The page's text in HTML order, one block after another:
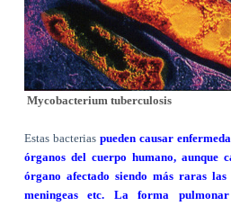
Mycobacterium tuberculosis
Estas bacteriaspueden causar
órganos del cuerpo humano, aunque
órgano afectado siendo más raras las
meningeas etc. La forma